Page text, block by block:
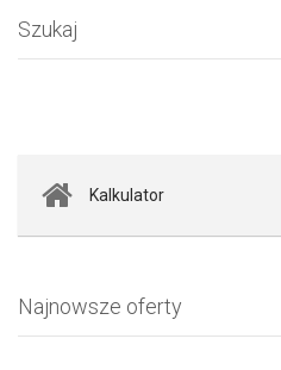
Szukaj
Kalkulator
Najnowsze oferty